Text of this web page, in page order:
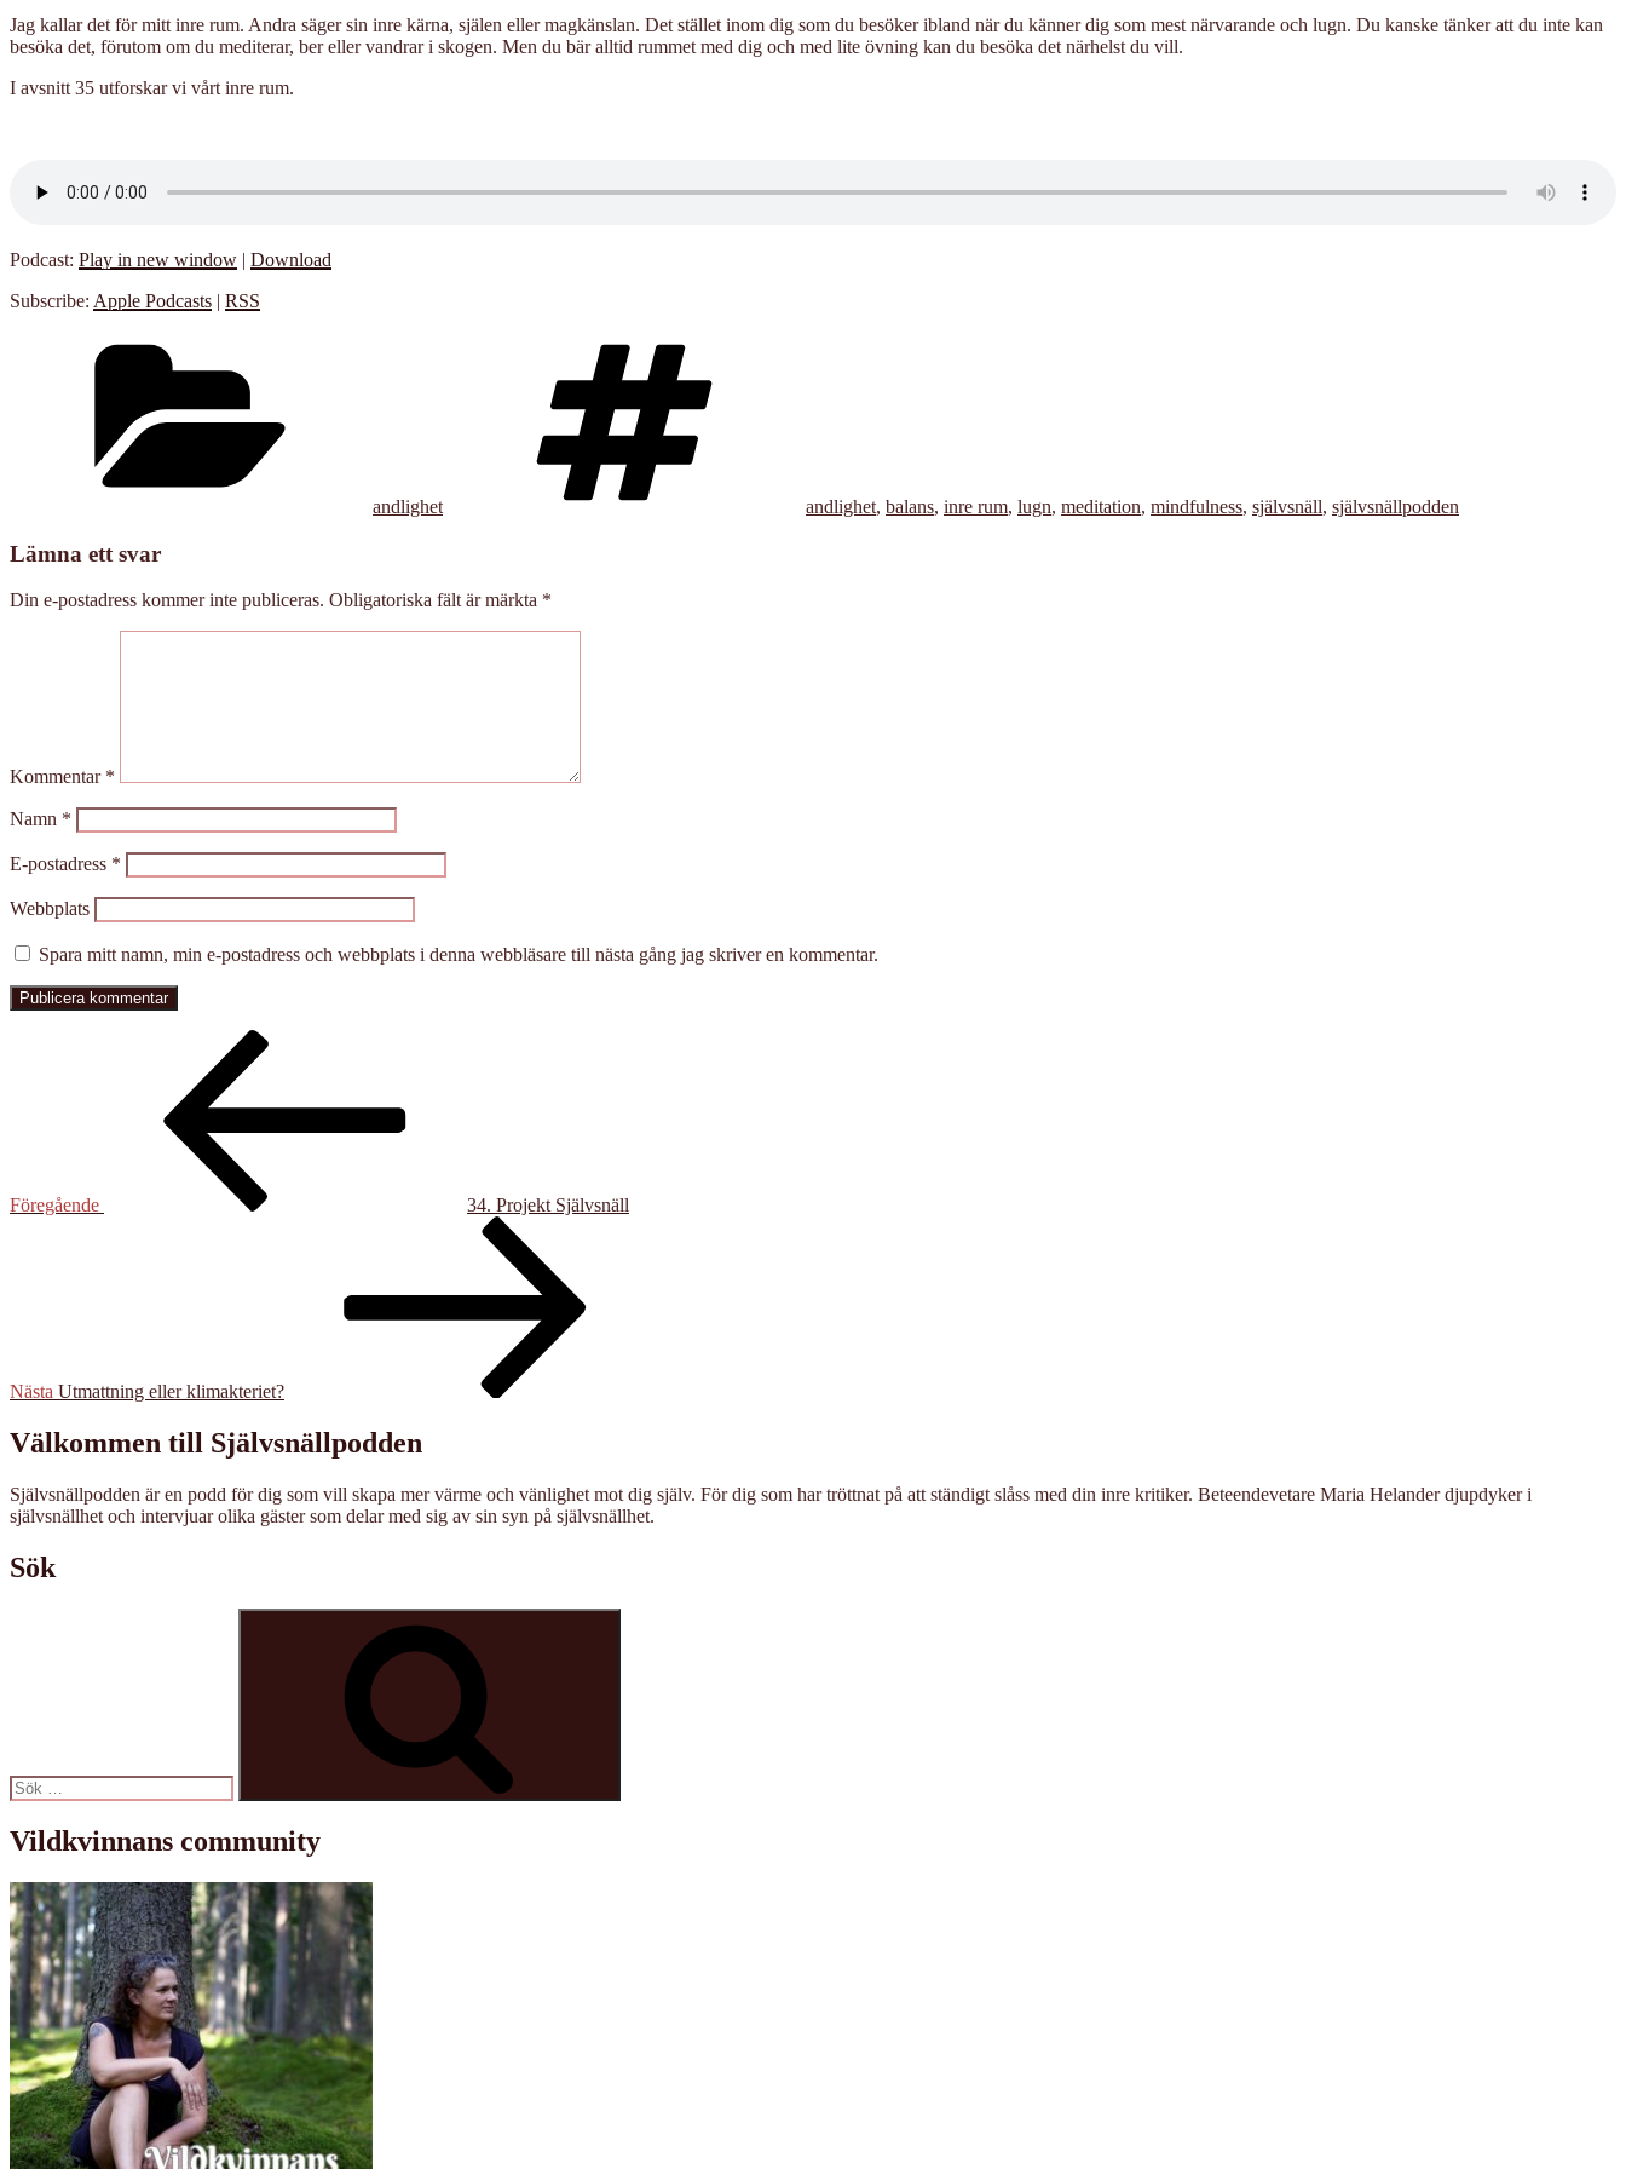
Jag kallar det för mitt inre rum. Andra säger sin inre kärna, själen eller magkänslan. Det stället inom dig som du besöker ibland när du känner dig som mest närvarande och lugn. Du kanske tänker att du inte kan
besöka det, förutom om du mediterar, ber eller vandrar i skogen. Men du bär alltid rummet med dig och med lite övning kan du besöka det närhelst du vill.
I avsnitt 35 utforskar vi vårt inre rum.
Podcast: Play in new window | Download
Subscribe: Apple Podcasts | RSS
andlighet andlighet, balans, inre rum, lugn, meditation, mindfulness, självsnäll, självsnällpodden
Lämna ett svar
Din e-postadress kommer inte publiceras. Obligatoriska fält är märkta *
Kommentar *
Namn *
E-postadress *
Webbplats
Spara mitt namn, min e-postadress och webbplats i denna webbläsare till nästa gång jag skriver en kommentar.
Inläggsnavigering
Föregående
34. Projekt Självsnäll
Nästa Utmattning eller klimakteriet?
Välkommen till Självsnällpodden
Självsnällpodden är en podd för dig som vill skapa mer värme och vänlighet mot dig själv. För dig som har tröttnat på att ständigt slåss med din inre kritiker. Beteendevetare Maria Helander djupdyker i
självsnällhet och intervjuar olika gäster som delar med sig av sin syn på självsnällhet.
Sök
Vildkvinnans community